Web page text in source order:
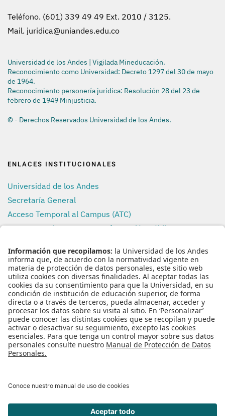
Teléfono. (601) 339 49 49 Ext. 2010 / 3125.
Mail. juridica@uniandes.edu.co
Universidad de los Andes | Vigilada Mineducación.
Reconocimiento como Universidad: Decreto 1297 del 30 de mayo
de 1964.
Reconocimiento personería jurídica: Resolución 28 del 23 de
febrero de 1949 Minjusticia.
© - Derechos Reservados Universidad de los Andes.
ENLACES INSTITUCIONALES
Universidad de los Andes
Secretaría General
Acceso Temporal al Campus (ATC)
Transparencia y Acceso a Información Pública
REDES SOCIALES
ENLACES RÁPIDOS
Nuestro Equipo